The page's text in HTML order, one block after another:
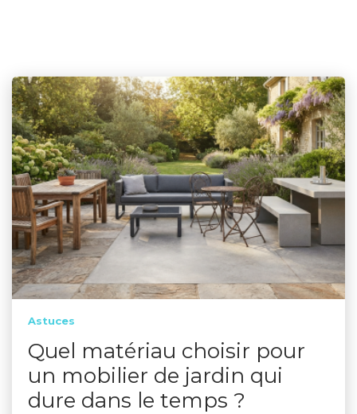
Astuces
Quel matériau choisir pour
un mobilier de jardin qui
dure dans le temps ?